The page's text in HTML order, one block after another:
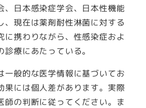
、日本感染症学会、日本性機能
、現在は薬剤耐性淋菌に対する
に携わりながら、性感染症およ
療にあたっている。
般的な医学情報に基づいてお
果には個人差があります。実際
師の判断に従ってください。ま